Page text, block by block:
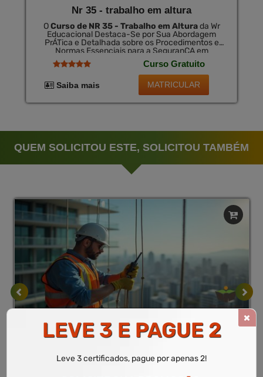
Nr 35 - trabalho em altura
OCurso de NR 35 - Trabalho em Alturada Wr
Educacional Destaca-Se por Sua Abordagem
PrÁTica e Detalhada sobre os Procedimentos e
Normas Essenciais para a SeguranÇA em
Trabalhos em Altura. Este Curso É Uma
Ferramenta Crucial para o Desenvolvimento
Profissional na ÁRea de SeguranÇA do Trabalho,
Ampliando o Entendimento sobre Riscos e
Medidas Preventivas. no TÉRmino, HÁ a OpÇÃO de
Curso Gratuito
Saiba mais MATRICULAR
QUEM SOLICITOU ESTE, SOLICITOU TAMBÉM
10 a 60 horas
Nr 35 - trabalho em altura
LEVE 3 E PAGUE 2
Leve 3 certificados, pague por apenas 2!